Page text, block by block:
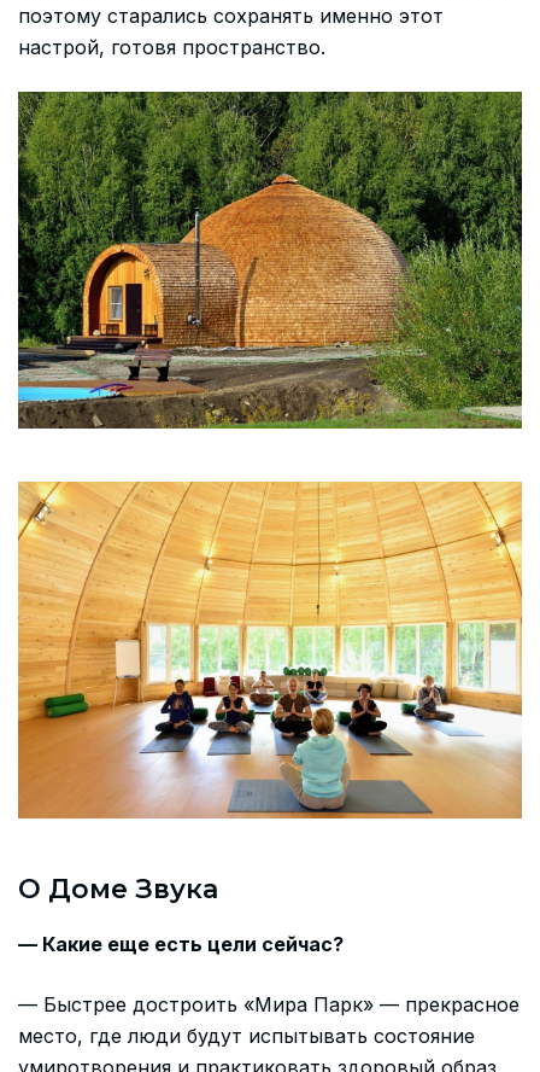
поэтому старались сохранять именно этот
настрой, готовя пространство.
О Доме Звука
— Какие еще есть цели сейчас?
— Быстрее достроить «Мира Парк» — прекрасное
место, где люди будут испытывать состояние
умиротворения и практиковать здоровый образ